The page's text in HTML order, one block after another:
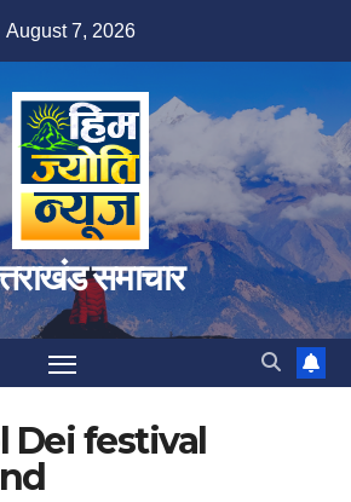
August 7, 2026
समाचार
Dei festival